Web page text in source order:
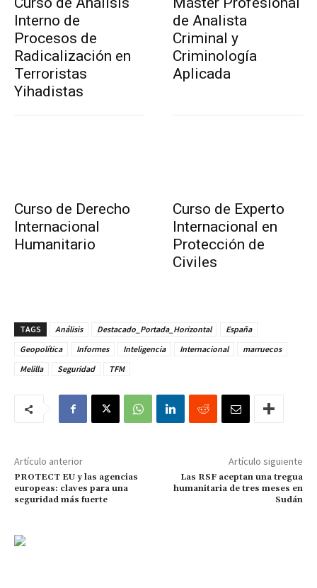
Interno de
Procesos de
Radicalización en
Terroristas
Yihadistas
de Analista
Criminal y
Criminología
Aplicada
Curso de Derecho
Internacional
Humanitario
Curso de Experto
Internacional en
Protección de
Civiles
TAGS Análisis Destacado_Portada_Horizontal
España
Geopolítica
Informes Inteligencia Internacional
marruecos
Melilla
Seguridad TFM
Artículo anterior
PROTECT EU y las agencias
europeas: claves para una
seguridad más fuerte
Artículo siguiente
Las RSF aceptan una tregua
humanitaria de tres meses en
Sudán